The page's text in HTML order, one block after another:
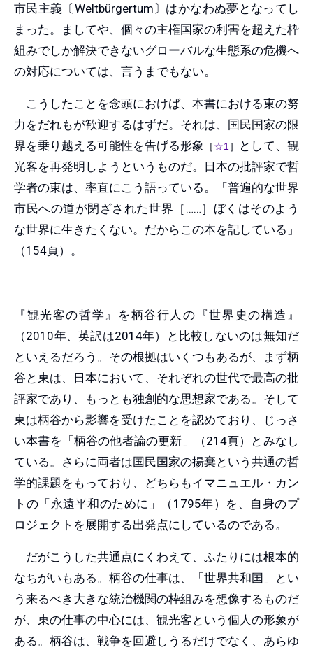
市民主義〔Weltbürgertum〕はかなわぬ夢となってし
まった。ましてや、個々の主権国家の利害を超えた枠
組みでしか解決できないグローバルな生態系の危機へ
の対応については、言うまでもない。
こうしたことを念頭におけば、本書における東の努
力をだれもが歓迎するはずだ。それは、国民国家の限
界を乗り越える可能性を告げる形象
［ ☆1 ］
として、観
光客を再発明しようというものだ。日本の批評家で哲
学者の東は、率直にこう語っている。「普遍的な世界
市民への道が閉ざされた世界［……］ぼくはそのよう
な世界に生きたくない。だからこの本を記している」
（154頁）。
『観光客の哲学』を柄谷行人の『世界史の構造』
（2010年、英訳は2014年）と比較しないのは無知だ
といえるだろう。その根拠はいくつもあるが、まず柄
谷と東は、日本において、それぞれの世代で最高の批
評家であり、もっとも独創的な思想家である。そして
東は柄谷から影響を受けたことを認めており、じっさ
い本書を「柄谷の他者論の更新」（214頁）とみなし
ている。さらに両者は国民国家の揚棄という共通の哲
学的課題をもっており、どちらもイマニュエル・カン
トの「永遠平和のために」（1795年）を、自身のプ
ロジェクトを展開する出発点にしているのである。
だがこうした共通点にくわえて、ふたりには根本的
なちがいもある。柄谷の仕事は、「世界共和国」とい
う来るべき大きな統治機関の枠組みを想像するものだ
が、東の仕事の中心には、観光客という個人の形象が
ある。柄谷は、戦争を回避しうるだけでなく、あらゆ